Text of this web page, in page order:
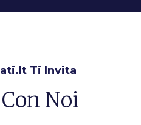
Ti Invita
Noi